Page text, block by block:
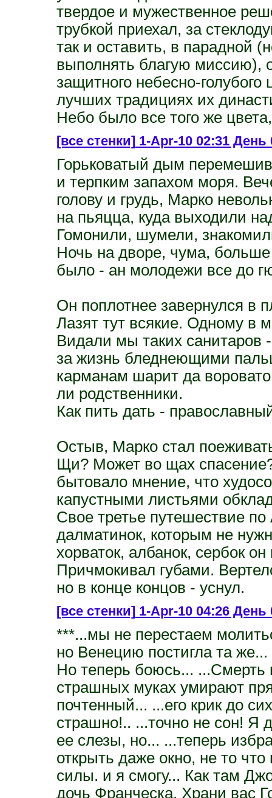
твердое и мужественное
трубкой приехал, за
так и оставить, в парадной
выполнять благую миссию),
защитного небесно-
лучших традициях их
Небо было все того же
[все стенки]1-Apr-10 02:31 День
Горьковатый дым
и терпким запахом моря.
голову и грудь, Марко
на пьяцца, куда выходили
Гомонили, шумели,
Ночь на дворе, чума, больше
было - ан молодежи все до
Он поплотнее завернулся в
Лазят тут всякие. Одному в
Видали мы таких
за жизнь бледнеющими
карманам шарит да
ли родственники.
Как пить дать -
Остыв, Марко стал
Щи? Может во щах
бытовало мнение, что
капустными листьями
Свое третье путешествие
далматинок, которым не
хорваток, албанок, сербок
Причмокивал губами.
но в конце концов - уснул.
[все стенки]1-Apr-10 04:26 День
***...мы не перестаем
но Венецию постигла та
Но теперь боюсь... ...Смерть
страшных муках умирают
почтенный... ...его крик до
страшно!.. ...точно не сон! Я
ее слезы, но... ...теперь
открыть даже окно, не то
силы. и я смогу... Как там
дочь Франческа. Храни вас